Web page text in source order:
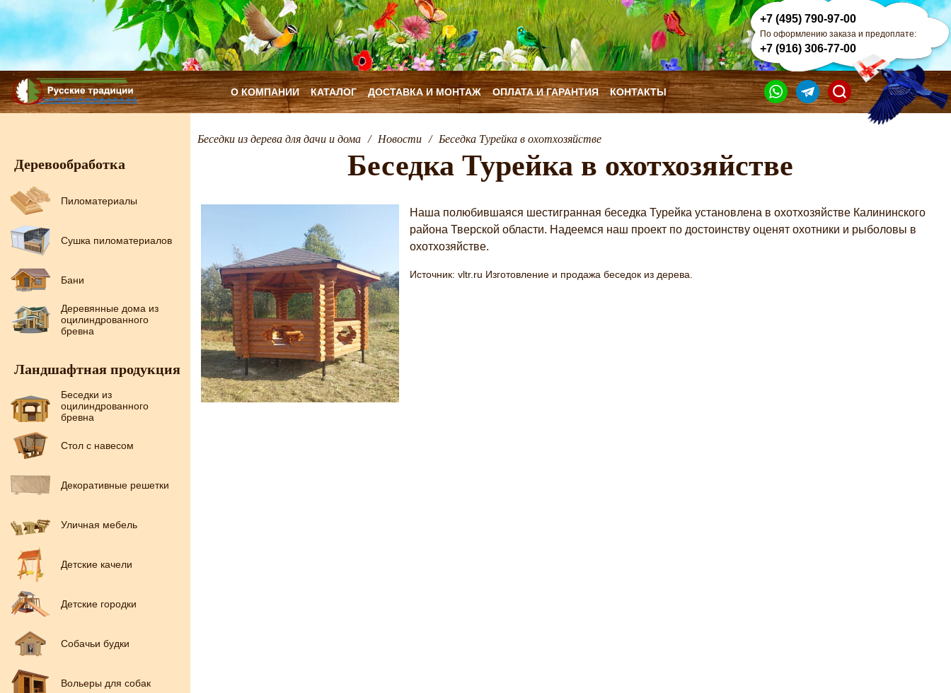
О КОМПАНИИ ДОСТАВКА И МОНТАЖ ОПЛАТА И ГАРАНТИЯ КОНТАКТЫ
КАТАЛОГ
+7 (495) 790-97-00
По оформлению заказа и предоплате:
+7 (916) 306-77-00
Деревообработка
Пиломатериалы
Сушка пиломатериалов
Бани
Деревянные дома из
оцилиндрованного
бревна
Ландшафтная продукция
Беседки из
оцилиндрованного
бревна
Стол с навесом
Декоративные решетки
Уличная мебель
Детские качели
Детские городки
Собачьи будки
Вольеры для собак
Беседки из дерева для дачи и дома / Новости / Беседка Турейка в охотхозяйстве
Беседка Турейка в охотхозяйстве
Наша полюбившаяся шестигранная беседка Турейка установлена в охотхозяйстве Калининского
района Тверской области. Надеемся наш проект по достоинству оценят охотники и рыболовы в
охотхозяйстве.
Источник: vltr.ru Изготовление и продажа беседок из дерева.